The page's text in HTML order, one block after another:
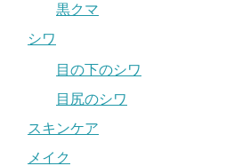
黒クマ
シワ
目の下のシワ
目尻のシワ
スキンケア
メイク